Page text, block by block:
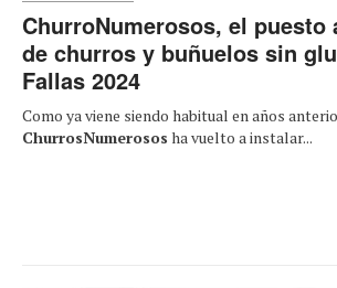
ChurroNumerosos, el puesto
de churros y buñuelos sin
Fallas 2024
Como ya viene siendo habitual en años
ChurrosNumerosos ha vuelto a instalar...